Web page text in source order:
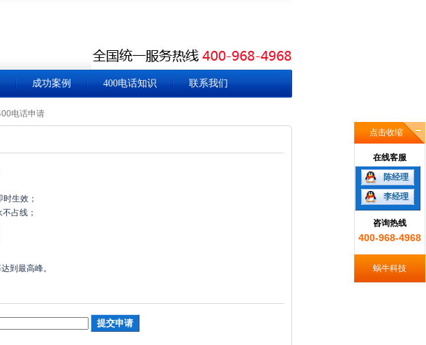
成功案例 400电话知识 联系我们
电话申请
生效；
占线；
到最高峰。
点击收缩
在线客服
陈经理
李经理
咨询热线
400-968-4968
蜗牛科技